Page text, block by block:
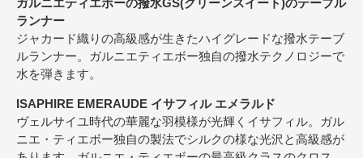
ガルニエティエボーの撥水GS(グリーンスイート)のテーブル
ランナー
ジャカード織りの高級感が生きたハイグレードな撥水テーブ
ルランナー。ガルニエティエボー独自の撥水テクノロジーで
水を弾きます。
ISAPHIRE EMERAUDE イサフィル エメラルド
ヴェルサイユ時代の華麗な羽模様が光輝くイサフィル。ガル
ニエ・ティエボー独自の製法でシルクの様な光沢と高級感が